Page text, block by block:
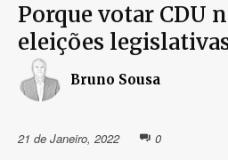
Porque votar CDU
eleições
Bruno Sousa
21 de Janeiro, 2022 0